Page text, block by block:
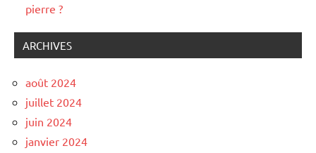
pierre ?
ARCHIVES
août 2024
juillet 2024
juin 2024
janvier 2024